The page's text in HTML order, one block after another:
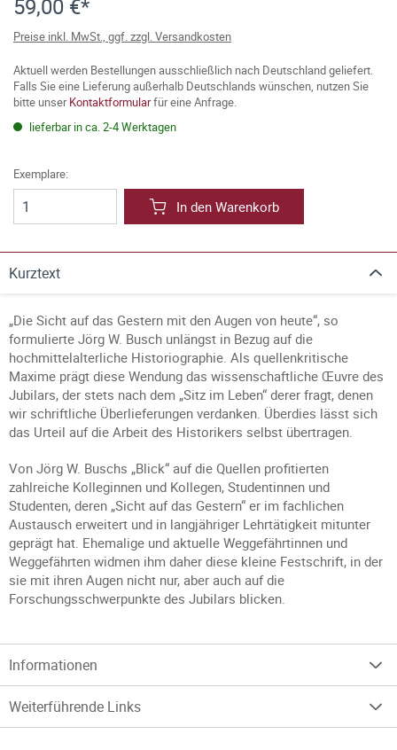
59,00 €*
Preise inkl. MwSt., ggf. zzgl. Versandkosten
Aktuell werden Bestellungen ausschließlich nach Deutschland geliefert.
Falls Sie eine Lieferung außerhalb Deutschlands wünschen, nutzen Sie
bitte unserKontaktformularfür eine Anfrage.
lieferbar in ca. 2-4 Werktagen
Exemplare:
In den Warenkorb
Kurztext
„Die Sicht auf das Gestern mit den Augen von heute“, so
formulierte Jörg W. Busch unlängst in Bezug auf die
hochmittelalterliche Historiographie. Als quellenkritische
Maxime prägt diese Wendung das wissenschaftliche Œuvre des
Jubilars, der stets nach dem „Sitz im Leben“ derer fragt, denen
wir schriftliche Überlieferungen verdanken. Überdies lässt sich
das Urteil auf die Arbeit des Historikers selbst übertragen.
Von Jörg W. Buschs „Blick“ auf die Quellen profitierten
zahlreiche Kolleginnen und Kollegen, Studentinnen und
Studenten, deren „Sicht auf das Gestern“ er im fachlichen
Austausch erweitert und in langjähriger Lehrtätigkeit mitunter
geprägt hat. Ehemalige und aktuelle Weggefährtinnen und
Weggefährten widmen ihm daher diese kleine Festschrift, in der
sie mit ihren Augen nicht nur, aber auch auf die
Forschungsschwerpunkte des Jubilars blicken.
Informationen
Weiterführende Links